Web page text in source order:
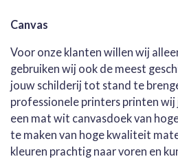
Canvas
Voor onze klanten willen wij
gebruiken wij ook de meest
jouw schilderij tot stand te
professionele printers printen
een mat wit canvasdoek van
te maken van hoge kwaliteit
kleuren prachtig naar voren en